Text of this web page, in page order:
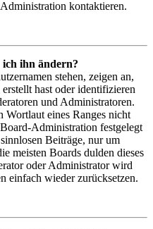
kontaktieren.
ihn ändern?
stehen, zeigen an,
hast oder identifizieren
und Administratoren.
Wortlaut eines Ranges nicht
Administration festgelegt
Beiträge, nur um
meisten Boards dulden dieses
oder Administrator wird
einfach wieder zurücksetzen.